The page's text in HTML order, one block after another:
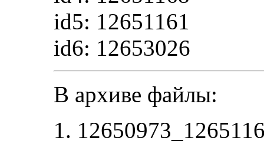
id5: 12651161
id6: 12653026
В архиве файлы:
1.